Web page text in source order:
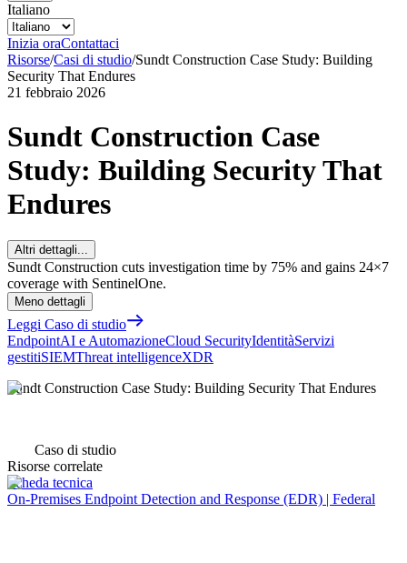
Italiano
Inizia oraContattaci
Risorse/Casi di studio/Sundt Construction Case Study: Building
Security That Endures
21 febbraio 2026
Sundt Construction Case
Study: Building Security That
Endures
Altri dettagli...
Sundt Construction cuts investigation time by 75% and gains 24×7
coverage with SentinelOne.
Meno dettagli
Leggi Caso di studio
EndpointAI e AutomazioneCloud SecurityIdentitàServizi
gestitiSIEMThreat intelligenceXDR
Sundt Construction Case Study: Building Security That Endures
Caso di studio
Risorse correlate
Scheda tecnica
On-Premises Endpoint Detection and Response (EDR) | Federal